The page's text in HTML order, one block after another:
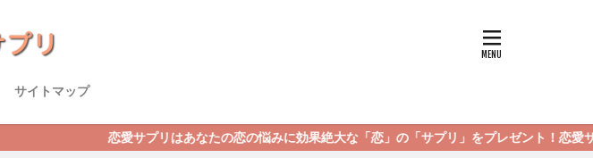
サイトマップ
恋愛サプリはあなたの恋の悩みに効果絶大な「恋」の「サプリ」をプレゼント！恋愛サプリを読んであ